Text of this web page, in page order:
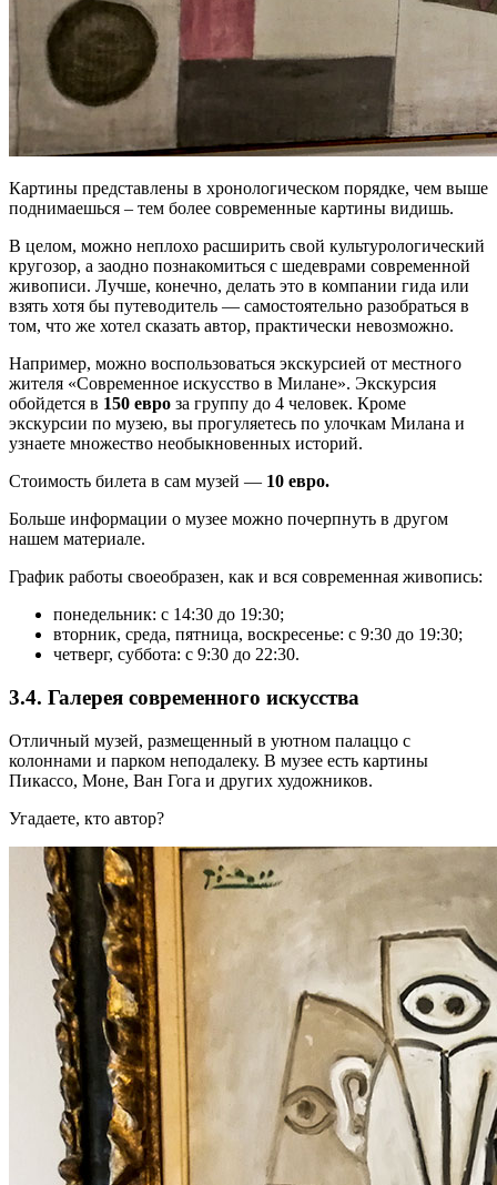
Картины представлены в хронологическом порядке, чем выше
поднимаешься – тем более современные картины видишь.
В целом, можно неплохо расширить свой культурологический
кругозор, а заодно познакомиться с шедеврами современной
живописи. Лучше, конечно, делать это в компании гида или
взять хотя бы путеводитель — самостоятельно разобраться в
том, что же хотел сказать автор, практически невозможно.
Например, можно воспользоваться экскурсией от местного
жителя «Современное искусство в Милане». Экскурсия
обойдется в 150 евро за группу до 4 человек. Кроме
экскурсии по музею, вы прогуляетесь по улочкам Милана и
узнаете множество необыкновенных историй.
Стоимость билета в сам музей — 10 евро.
Больше информации о музее можно почерпнуть в другом
нашем материале.
График работы своеобразен, как и вся современная живопись:
понедельник: с 14:30 до 19:30;
вторник, среда, пятница, воскресенье: с 9:30 до 19:30;
четверг, суббота: с 9:30 до 22:30.
3.4. Галерея современного искусства
Отличный музей, размещенный в уютном палаццо с
колоннами и парком неподалеку. В музее есть картины
Пикассо, Моне, Ван Гога и других художников.
Угадаете, кто автор?